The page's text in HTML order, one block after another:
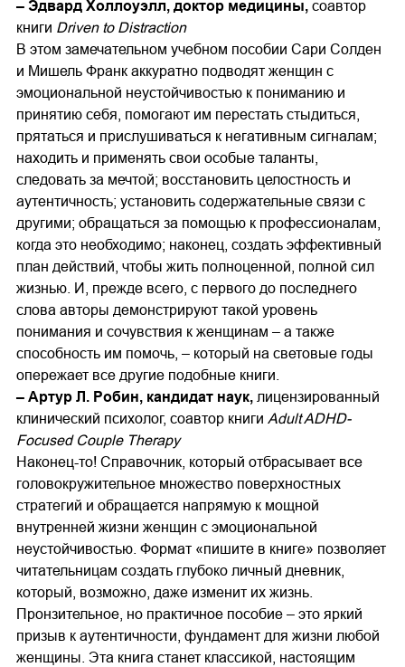
– Эдвард Холлоуэлл, доктор медицины, соавтор
книги Driven to Distraction
В этом замечательном учебном пособии Сари Солден
и Мишель Франк аккуратно подводят женщин с
эмоциональной неустойчивостью к пониманию и
принятию себя, помогают им перестать стыдиться,
прятаться и прислушиваться к негативным сигналам;
находить и применять свои особые таланты,
следовать за мечтой; восстановить целостность и
аутентичность; установить содержательные связи с
другими; обращаться за помощью к профессионалам,
когда это необходимо; наконец, создать эффективный
план действий, чтобы жить полноценной, полной сил
жизнью. И, прежде всего, с первого до последнего
слова авторы демонстрируют такой уровень
понимания и сочувствия к женщинам – а также
способность им помочь, – который на световые годы
опережает все другие подобные книги.
– Артур Л. Робин, кандидат наук, лицензированный
клинический психолог, соавтор книги Adult ADHD-
Focused Couple Therapy
Наконец-то! Справочник, который отбрасывает все
головокружительное множество поверхностных
стратегий и обращается напрямую к мощной
внутренней жизни женщин с эмоциональной
неустойчивостью. Формат «пишите в книге» позволяет
читательницам создать глубоко личный дневник,
который, возможно, даже изменит их жизнь.
Пронзительное, но практичное пособие – это яркий
призыв к аутентичности, фундамент для жизни любой
женщины. Эта книга станет классикой, настоящим